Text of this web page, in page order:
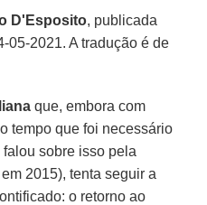
D'Esposito, publicada
05-2021. A tradução é de
que, embora com
tempo que foi necessário
falou sobre isso pela
2015), tenta seguir a
o retorno ao